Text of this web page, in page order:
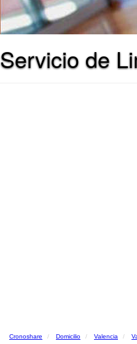
Servicio de
Cronoshare Domicilio Valencia